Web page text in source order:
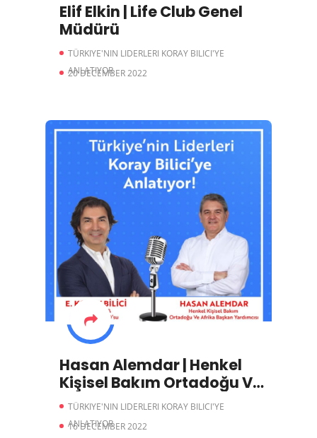
Elif Elkin | Life Club Genel
Müdürü
TÜRKIYE'NIN LIDERLERI KORAY BILICI'YE
ANLATIYOR
20 DECEMBER 2022
Hasan Alemdar | Henkel
Kişisel Bakım Ortadoğu Ve
Afrika Başkan Yardımcısı
TÜRKIYE'NIN LIDERLERI KORAY BILICI'YE
ANLATIYOR
16 DECEMBER 2022